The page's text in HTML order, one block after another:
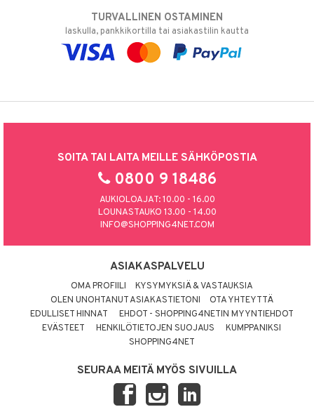
TURVALLINEN OSTAMINEN
laskulla, pankkikortilla tai asiakastilin kautta
SOITA TAI LAITA MEILLE SÄHKÖPOSTIA
0800 9 18486
AUKIOLOAJAT: 10.00 - 16.00
LOUNASTAUKO 13.00 - 14.00
INFO@SHOPPING4NET.COM
ASIAKASPALVELU
OMA PROFIILI
KYSYMYKSIÄ & VASTAUKSIA
OLEN UNOHTANUT ASIAKASTIETONI
OTA YHTEYTTÄ
EDULLISET HINNAT
EHDOT - SHOPPING4NETIN MYYNTIEHDOT
EVÄSTEET
HENKILÖTIETOJEN SUOJAUS
KUMPPANIKSI
SHOPPING4NET
SEURAA MEITÄ MYÖS SIVUILLA